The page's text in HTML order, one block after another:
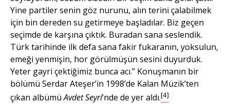
Yine partiler senin göz nurunu, alın terini çalabilmek
için bin dereden su getirmeye başladılar. Biz geçen
seçimde de karşına çıktık. Buradan sana seslendik.
Türk tarihinde ilk defa sana fakir fukaranın, yoksulun,
emeği yenmişin, hor görülmüşün sesini duyurduk.
Yeter gayri çektiğimiz bunca acı.” Konuşmanın bir
bölümü Serdar Ateşer’in 1998’de Kalan Müzik’ten
çıkan albümüAvdet Seyri’nde de yer aldı.[4]